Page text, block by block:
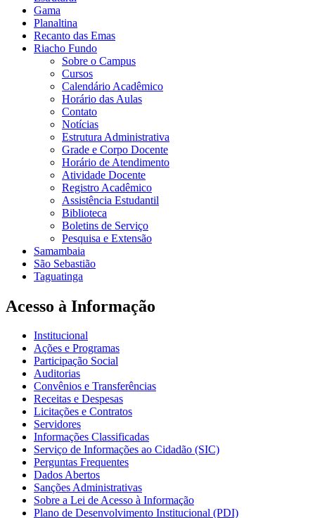
Gama
Planaltina
Recanto das Emas
Riacho Fundo
Sobre o Campus
Cursos
Calendário Acadêmico
Horário das Aulas
Contato
Notícias
Estrutura Administrativa
Grade e Corpo Docente
Horário de Atendimento
Atividade Docente
Registro Acadêmico
Assistência Estudantil
Biblioteca
Boletins de Serviço
Pesquisa e Extensão
Samambaia
São Sebastião
Taguatinga
Acesso à Informação
Institucional
Ações e Programas
Participação Social
Auditorias
Convênios e Transferências
Receitas e Despesas
Licitações e Contratos
Servidores
Informações Classificadas
Serviço de Informações ao Cidadão (SIC)
Perguntas Frequentes
Dados Abertos
Sanções Administrativas
Sobre a Lei de Acesso à Informação
Plano de Desenvolvimento Institucional (PDI)